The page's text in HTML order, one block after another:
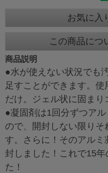
お気に入
この商品につ
商品説明
●水が使えない状況でも
足すことができます。
だけ。ジェル状に固まり
●凝固剤は1回分ずつア
ので、開封しない限り
す。さらに！そのアル
封しました！これで15
た！